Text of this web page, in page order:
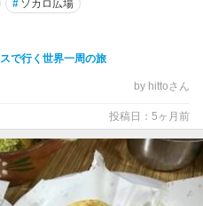
# ソカロ広場
で行く世界一周の旅
by hittoさん
投稿日：5ヶ月前